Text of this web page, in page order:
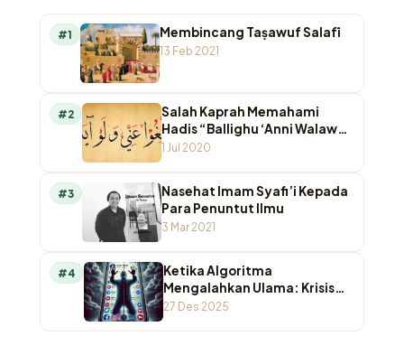
#1 Membincang Taṣawuf Salafī
13 Feb 2021
#2
Salah Kaprah Memahami
Hadis “Ballighu ‘Anni Walaw
Ayah”
1 Jul 2020
#3
Nasehat Imam Syafi’i Kepada
Para Penuntut Ilmu
3 Mar 2021
#4
Ketika Algoritma
Mengalahkan Ulama: Krisis
Otoritas Keagamaan di
27 Des 2025